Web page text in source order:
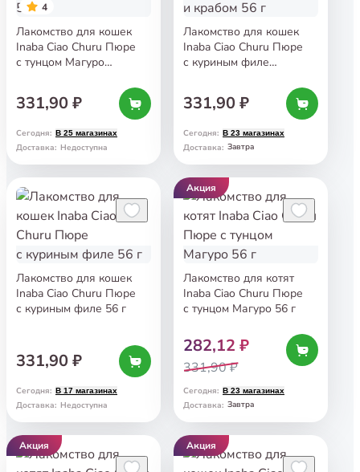
4
Лакомство для кошек
Inaba Ciao Churu Пюре
с тунцом Магуро
331,90 ₽
Сегодня: В 25 магазинах
Доставка: Недоступна
Лакомство для кошек
Inaba Ciao Churu Пюре
с куриным филе
331,90 ₽
Сегодня: В 23 магазинах
Доставка: Завтра
Лакомство для кошек
Inaba Ciao Churu Пюре
с куриным филе 56 г
331,90 ₽
Сегодня: В 17 магазинах
Доставка: Недоступна
Акция
Лакомство для котят
Inaba Ciao Churu Пюре
с тунцом Магуро 56 г
282,12 ₽
331,90 ₽
Сегодня: В 23 магазинах
Доставка: Завтра
Акция Акция